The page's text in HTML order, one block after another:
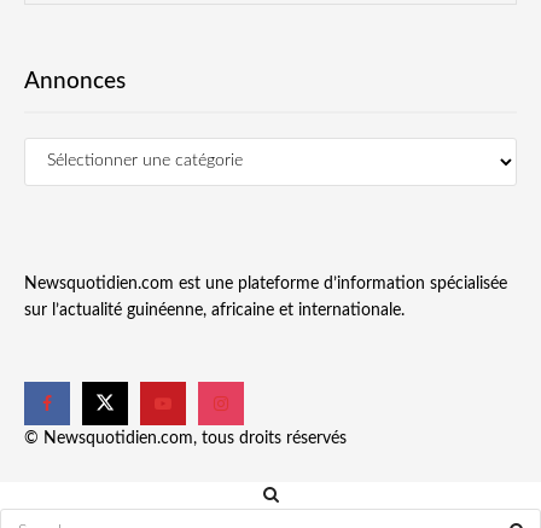
Annonces
Newsquotidien.com est une plateforme d’information spécialisée
sur l’actualité guinéenne, africaine et internationale.
© Newsquotidien.com, tous droits réservés